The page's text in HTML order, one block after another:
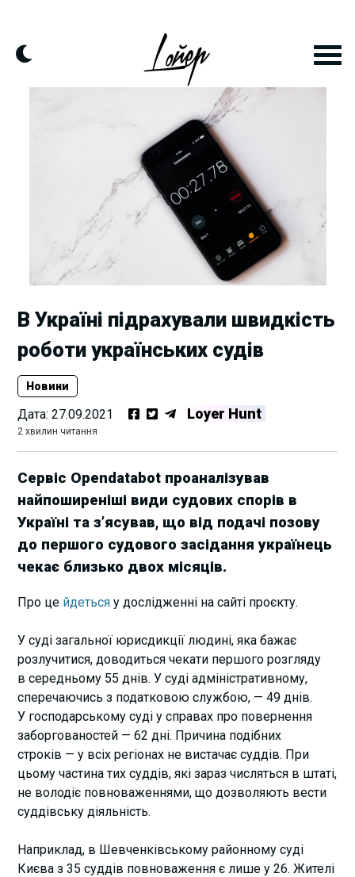
content
В Україні підрахували швидкість
роботи українських судів
Новини
Дата:27.09.2021 Loyer Hunt
2 хвилин читання
Сервіс Opendatabot проаналізував
найпоширеніші види судових спорів в
Україні та зʼясував, що від подачі позову
до першого судового засідання українець
чекає близько двох місяців.
Про це йдеться у дослідженні на сайті проєкту.
У суді загальної юрисдикції людині, яка бажає
розлучитися, доводиться чекати першого розгляду
в середньому 55 днів. У суді адміністративному,
сперечаючись з податковою службою, — 49 днів.
У господарському суді у справах про повернення
заборгованостей — 62 дні. Причина подібних
строків — у всіх регіонах не вистачає суддів. При
цьому частина тих суддів, які зараз числяться в штаті,
не володіє повноваженнями, що дозволяють вести
суддівську діяльність.
Наприклад, в Шевченківському районному суді
Києва з 35 суддів повноваження є лише у 26. Жителі